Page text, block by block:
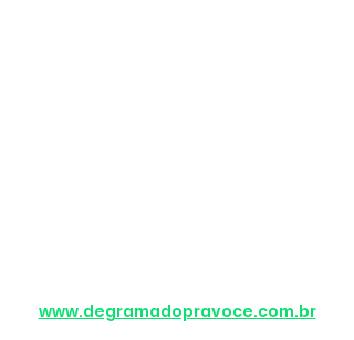
www.degramadopravoce.com.br